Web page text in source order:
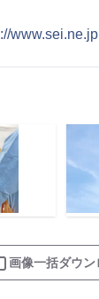
www.sei.ne.jp
画像一括ダウン